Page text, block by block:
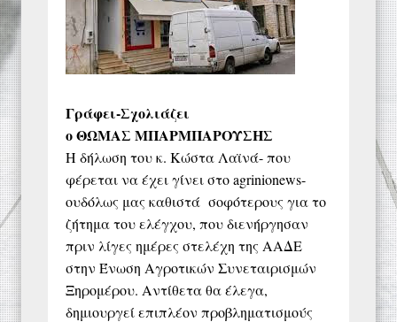
Γράφει-Σχολιάζει
ο ΘΩΜΑΣ ΜΠΑΡΜΠΑΡΟΥΣΗΣ
Η δήλωση του κ. Κώστα Λαϊνά- που
φέρεται να έχει γίνει στο agrinionews-
ουδόλως μας καθιστά σοφότερους για το
ζήτημα του ελέγχου, που διενήργησαν
πριν λίγες ημέρες στελέχη της ΑΑΔΕ
στην Ένωση Αγροτικών Συνεταιρισμών
Ξηρομέρου. Αντίθετα θα έλεγα,
δημιουργεί επιπλέον προβληματισμούς